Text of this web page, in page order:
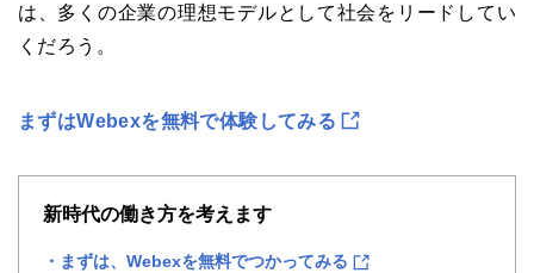
は、多くの企業の理想モデルとして社会をリードしてい
くだろう。
まずはWebexを無料で体験してみる
新時代の働き方を考えます
まずは、Webexを無料でつかってみる